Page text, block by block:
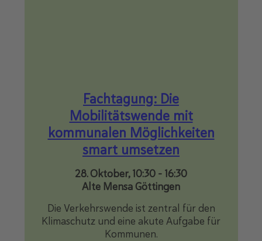
Fachtagung: Die
Mobilitätswende mit
kommunalen Möglichkeiten
smart umsetzen
Die Verkehrswende ist zentral für den
Klimaschutz und eine akute Aufgabe für
Kommunen.
28. Oktober, 10:30 - 16:30
Alte Mensa Göttingen